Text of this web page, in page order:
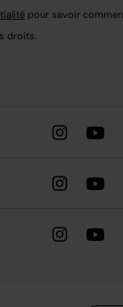
pour savoir
droits.